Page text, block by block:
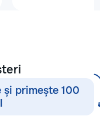
посредников,
обойдется на
⚙️ Оригинальные
primește 100